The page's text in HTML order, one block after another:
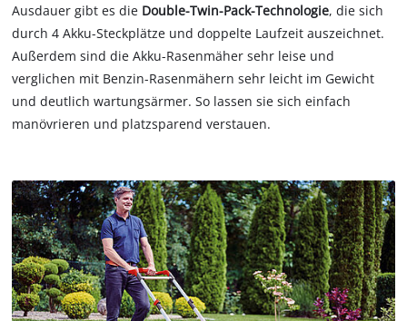
Ausdauer gibt es die Double-Twin-Pack-Technologie, die sich
durch 4 Akku-Steckplätze und doppelte Laufzeit auszeichnet.
Außerdem sind die Akku-Rasenmäher sehr leise und
verglichen mit Benzin-Rasenmähern sehr leicht im Gewicht
und deutlich wartungsärmer. So lassen sie sich einfach
manövrieren und platzsparend verstauen.